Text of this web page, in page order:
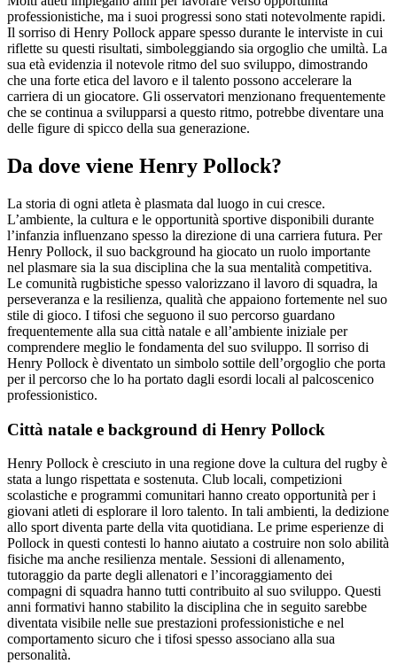
professionistiche, ma i suoi progressi sono stati notevolmente rapidi.
Il sorriso di Henry Pollock appare spesso durante le interviste in cui
riflette su questi risultati, simboleggiando sia orgoglio che umiltà. La
sua età evidenzia il notevole ritmo del suo sviluppo, dimostrando
che una forte etica del lavoro e il talento possono accelerare la
carriera di un giocatore. Gli osservatori menzionano frequentemente
che se continua a svilupparsi a questo ritmo, potrebbe diventare una
delle figure di spicco della sua generazione.
Da dove viene Henry Pollock?
La storia di ogni atleta è plasmata dal luogo in cui cresce.
L’ambiente, la cultura e le opportunità sportive disponibili durante
l’infanzia influenzano spesso la direzione di una carriera futura. Per
Henry Pollock, il suo background ha giocato un ruolo importante
nel plasmare sia la sua disciplina che la sua mentalità competitiva.
Le comunità rugbistiche spesso valorizzano il lavoro di squadra, la
perseveranza e la resilienza, qualità che appaiono fortemente nel suo
stile di gioco. I tifosi che seguono il suo percorso guardano
frequentemente alla sua città natale e all’ambiente iniziale per
comprendere meglio le fondamenta del suo sviluppo. Il sorriso di
Henry Pollock è diventato un simbolo sottile dell’orgoglio che porta
per il percorso che lo ha portato dagli esordi locali al palcoscenico
professionistico.
Città natale e background di Henry Pollock
Henry Pollock è cresciuto in una regione dove la cultura del rugby è
stata a lungo rispettata e sostenuta. Club locali, competizioni
scolastiche e programmi comunitari hanno creato opportunità per i
giovani atleti di esplorare il loro talento. In tali ambienti, la dedizione
allo sport diventa parte della vita quotidiana. Le prime esperienze di
Pollock in questi contesti lo hanno aiutato a costruire non solo abilità
fisiche ma anche resilienza mentale. Sessioni di allenamento,
tutoraggio da parte degli allenatori e l’incoraggiamento dei
compagni di squadra hanno tutti contribuito al suo sviluppo. Questi
anni formativi hanno stabilito la disciplina che in seguito sarebbe
diventata visibile nelle sue prestazioni professionistiche e nel
comportamento sicuro che i tifosi spesso associano alla sua
personalità.